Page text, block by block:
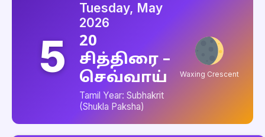
5
Tuesday, May
2026
20
சித்திரை –
செவ்வாய்
Tamil Year: Subhakrit
(Shukla Paksha)
Waxing Crescent